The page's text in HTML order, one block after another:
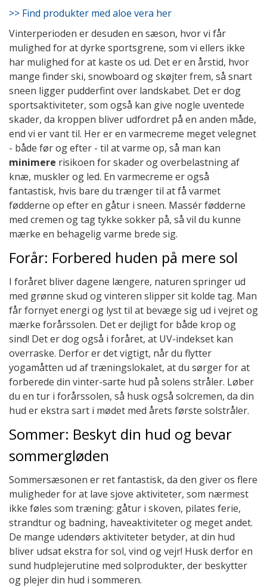
>> Find produkter med aloe vera her
Vinterperioden er desuden en sæson, hvor vi får
mulighed for at dyrke sportsgrene, som vi ellers ikke
har mulighed for at kaste os ud. Det er en årstid, hvor
mange finder ski, snowboard og skøjter frem, så snart
sneen ligger pudderfint over landskabet. Det er dog
sportsaktiviteter, som også kan give nogle uventede
skader, da kroppen bliver udfordret på en anden måde,
end vi er vant til. Her er en varmecreme meget velegnet
- både før og efter - til at varme op, så man kan
minimere risikoen for skader og overbelastning af
knæ, muskler og led. En varmecreme er også
fantastisk, hvis bare du trænger til at få varmet
fødderne op efter en gåtur i sneen. Massér fødderne
med cremen og tag tykke sokker på, så vil du kunne
mærke en behagelig varme brede sig.
Forår: Forbered huden på mere sol
I foråret bliver dagene længere, naturen springer ud
med grønne skud og vinteren slipper sit kolde tag. Man
får fornyet energi og lyst til at bevæge sig ud i vejret og
mærke forårssolen. Det er dejligt for både krop og
sind! Det er dog også i foråret, at UV-indekset kan
overraske. Derfor er det vigtigt, når du flytter
yogamåtten ud af træningslokalet, at du sørger for at
forberede din vinter-sarte hud på solens stråler. Løber
du en tur i forårssolen, så husk også solcremen, da din
hud er ekstra sart i mødet med årets første solstråler.
Sommer: Beskyt din hud og bevar
sommergløden
Sommersæsonen er ret fantastisk, da den giver os flere
muligheder for at lave sjove aktiviteter, som nærmest
ikke føles som træning: gåtur i skoven, pilates ferie,
strandtur og badning, haveaktiviteter og meget andet.
De mange udendørs aktiviteter betyder, at din hud
bliver udsat ekstra for sol, vind og vejr! Husk derfor en
sund hudplejerutine med solprodukter, der beskytter
og plejer din hud i sommeren.